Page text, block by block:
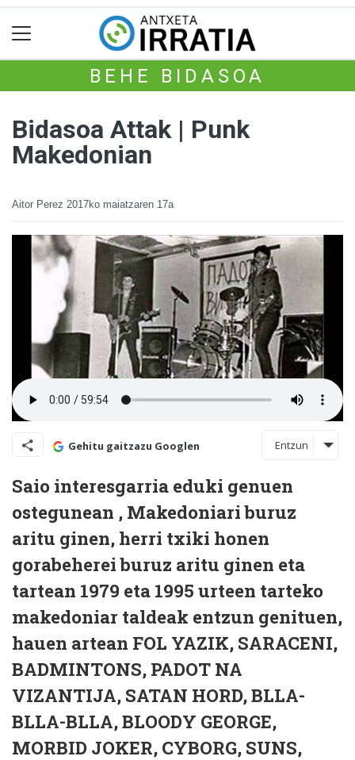
BEHE BIDASOA
Bidasoa Attak | Punk
Makedonian
Aitor Perez 2017ko maiatzaren 17a
Gehitu gaitzazu Googlen Entzun
Saio interesgarria eduki genuen
ostegunean , Makedoniari buruz
aritu ginen, herri txiki honen
gorabeherei buruz aritu ginen eta
tartean 1979 eta 1995 urteen tarteko
makedoniar taldeak entzun genituen,
hauen artean FOL YAZIK, SARACENI,
BADMINTONS, PADOT NA
VIZANTIJA, SATAN HORD, BLLA-
BLLA-BLLA, BLOODY GEORGE,
MORBID JOKER, CYBORG, SUNS,